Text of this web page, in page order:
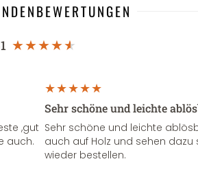
,gut
auch.
Sehr schöne und leichte
Sehr schöne und leichte
auch auf Holz und sehen
wieder bestellen.